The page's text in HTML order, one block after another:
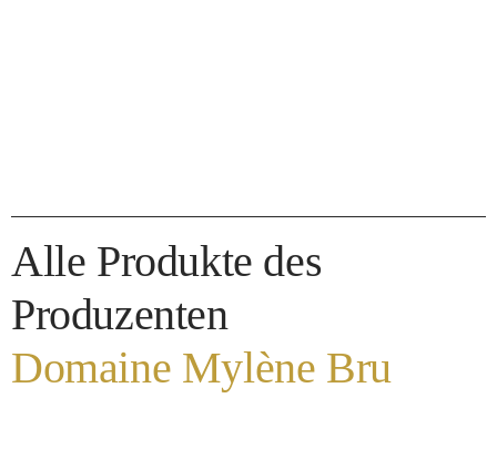
Alle Produkte des
Produzenten
Domaine Mylène Bru